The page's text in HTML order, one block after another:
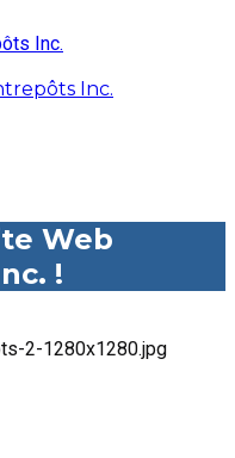
Web
!